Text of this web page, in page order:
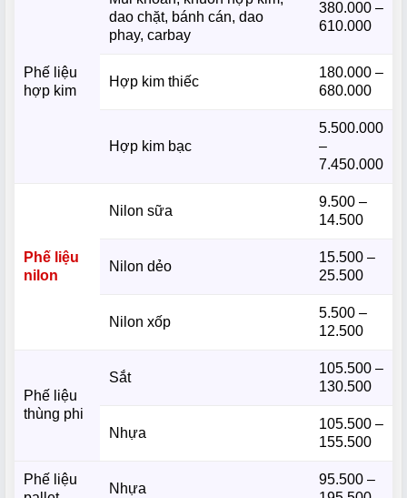
Phế liệu
hợp kim
dao chặt, bánh cán, dao
phay, carbay
380.000 –
610.000
Hợp kim thiếc
180.000 –
680.000
Hợp kim bạc
5.500.000
–
7.450.000
Phế liệu
nilon
Nilon sữa
9.500 –
14.500
Nilon dẻo
15.500 –
25.500
Nilon xốp
5.500 –
12.500
Phế liệu
thùng phi
Sắt
105.500 –
130.500
Nhựa
105.500 –
155.500
Phế liệu
Nhựa
95.500 –